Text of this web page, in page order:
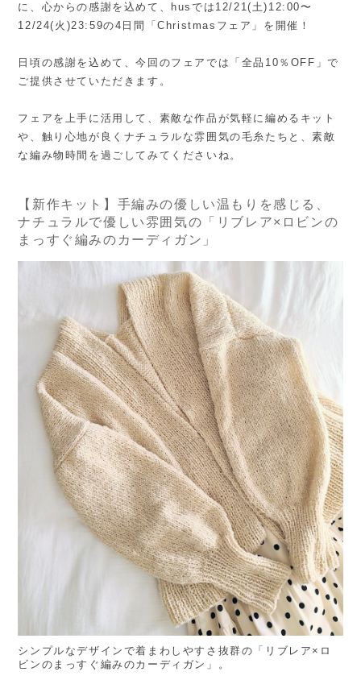
に、心からの感謝を込めて、husでは12/21(土)12:00〜
12/24(火)23:59の4日間「Christmasフェア」を開催！
日頃の感謝を込めて、今回のフェアでは「全品10％OFF」で
ご提供させていただきます。
フェアを上手に活用して、素敵な作品が気軽に編めるキット
や、触り心地が良くナチュラルな雰囲気の毛糸たちと、素敵
な編み物時間を過ごしてみてくださいね。
【新作キット】手編みの優しい温もりを感じる、
ナチュラルで優しい雰囲気の「リブレア×ロビンの
まっすぐ編みのカーディガン」
シンプルなデザインで着まわしやすさ抜群の「リブレア×ロ
ビンのまっすぐ編みのカーディガン」。